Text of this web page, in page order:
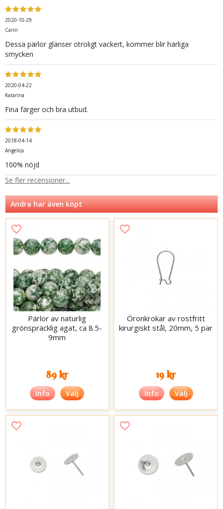
2020-10-29
Carin
Dessa pärlor glänser otroligt vackert, kommer blir härliga
smycken
2020-04-22
Katarina
Fina färger och bra utbud.
2018-04-14
Angelica
100% nöjd
Se fler recensioner...
Andra har även köpt
Pärlor av naturlig
grönspräcklig agat, ca 8.5-
9mm
89 kr
Info Välj
Öronkrokar av rostfritt
kirurgiskt stål, 20mm, 5 par
19 kr
Info Välj